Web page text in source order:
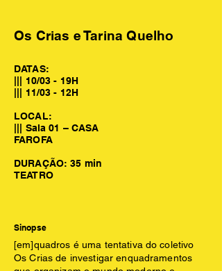
Os Crias e Tarina Quelho
DATAS:
||| 10/03 - 19H
||| 11/03 - 12H
LOCAL:
||| Sala 01 – CASA
FAROFA
DURAÇÃO: 35 min
TEATRO
Sinopse
[em]quadros é uma tentativa do coletivo
Os Crias de investigar enquadramentos